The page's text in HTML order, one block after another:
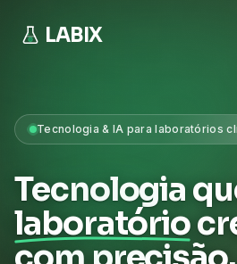
LABIX
Tecnologia & IA para laboratórios
Tecnologia
laboratório